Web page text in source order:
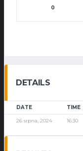
0
DETAILS
DATE TIME
26 srpna, 2024 16:30